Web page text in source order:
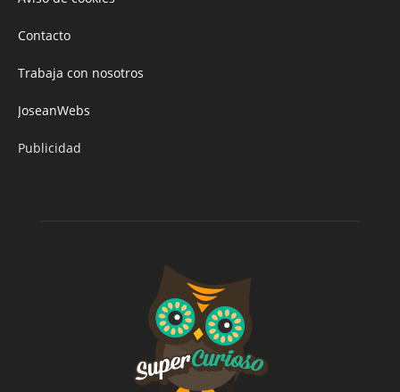
Contacto
Trabaja con nosotros
JoseanWebs
Publicidad